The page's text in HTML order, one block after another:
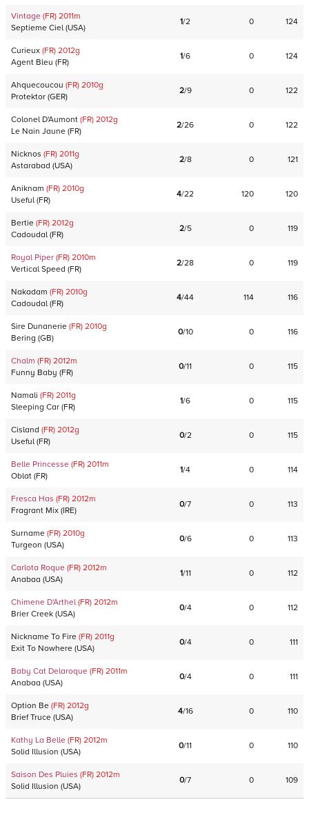
Vintage (FR) 2011m
Septieme Ciel (USA)
1/2 0 124
Curieux (FR) 2012g
Agent Bleu (FR)
1/6 0 124
Ahquecoucou (FR) 2010g
Protektor (GER)
2/9 0 122
Colonel D'Aumont (FR) 2012g
Le Nain Jaune (FR)
2/26 0 122
Nicknos (FR) 2011g
Astarabad (USA)
2/8 0 121
Aniknam (FR) 2010g
Useful (FR)
4/22 120 120
Bertie (FR) 2012g
Cadoudal (FR)
2/5 0 119
Royal Piper (FR) 2010m
Vertical Speed (FR)
2/28 0 119
Nakadam (FR) 2010g
Cadoudal (FR)
4/44 114 116
Sire Dunanerie (FR) 2010g
Bering (GB)
0/10 0 116
Chalm (FR) 2012m
Funny Baby (FR)
0/11 0 115
Namali (FR) 2011g
Sleeping Car (FR)
1/6 0 115
Cisland (FR) 2012g
Useful (FR)
0/2 0 115
Belle Princesse (FR) 2011m
Oblat (FR)
1/4 0 114
Fresca Has (FR) 2012m
Fragrant Mix (IRE)
0/7 0 113
Surname (FR) 2010g
Turgeon (USA)
0/6 0 113
Carlota Roque (FR) 2012m
Anabaa (USA)
1/11 0 112
Chimene D'Arthel (FR) 2012m
Brier Creek (USA)
0/4 0 112
Nickname To Fire (FR) 2011g
Exit To Nowhere (USA)
0/4 0 111
Baby Cat Delaroque (FR) 2011m
Anabaa (USA)
0/4 0 111
Option Be (FR) 2012g
Brief Truce (USA)
4/16 0 110
Kathy La Belle (FR) 2012m
Solid Illusion (USA)
0/11 0 110
Saison Des Pluies (FR) 2012m
Solid Illusion (USA)
0/7 0 109